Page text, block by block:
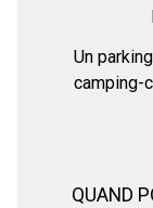
Un
camping-
QUAND